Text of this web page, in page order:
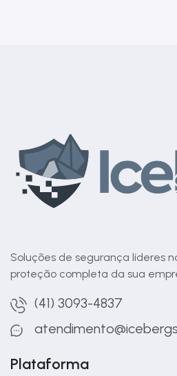
Soluções de segurança líderes
proteção completa da sua
(41) 3093-4837
Plataforma